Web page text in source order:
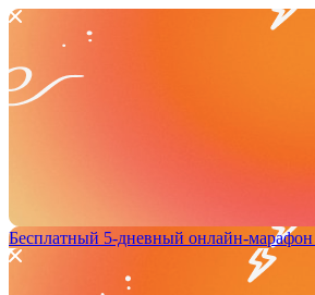
Бесплатный 5-дневный онлайн-марафон